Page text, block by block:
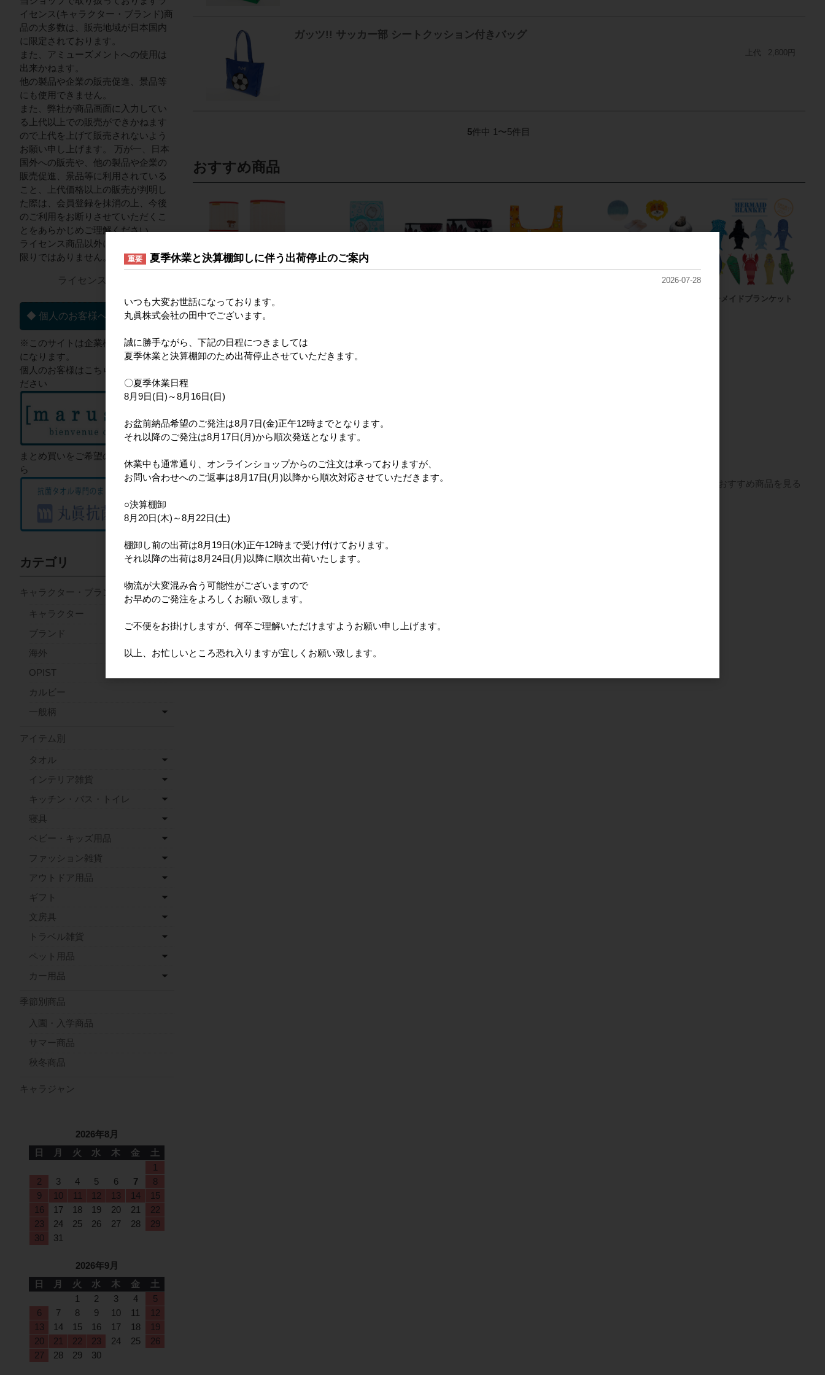
ガッツ!! サッカー部 シートクッション付きバッグ
上代 2,800円
5件中 1〜5件目
おすすめ商品
パンどろぼう マーメイドブランケット
すべてのおすすめ商品を見る
イセンス(キャラクター・ブランド)商
品の大多数は、販売地域が日本国内
に限定されております。
また、アミューズメントへの使用は
出来かねます。
他の製品や企業の販売促進、景品等
にも使用できません。
また、弊社が商品画面に入力してい
る上代以上での販売ができかねます
ので上代を上げて販売されないよう
お願い申し上げます。 万が一、日本
国外への販売や、他の製品や企業の
販売促進、景品等に利用されている
こと、上代価格以上の販売が判明し
た際は、会員登録を抹消の上、今後
のご利用をお断りさせていただくこ
とをあらかじめご理解ください。
ライセンス商品以外についてはこの
限りではありません。
ライセンス一覧▼
◆ 個人のお客様へ
※このサイトは企業様向けのサイト
になります。
個人のお客様はこちらからご確認く
ださい
まとめ買いをご希望のお客様はこち
ら
カテゴリ
キャラクター・ブランド
キャラクター
ブランド
海外
OPIST
カルビー
一般柄
アイテム別
タオル
インテリア雑貨
キッチン・バス・トイレ
寝具
ベビー・キッズ用品
ファッション雑貨
アウトドア用品
ギフト
文房具
トラベル雑貨
ペット用品
カー用品
季節別商品
入園・入学商品
サマー商品
秋冬商品
キャラジャン
2026年8月
日
月 火 水 木 金
土
1
2
3 4 5 6 7
8
9
10 11 12 13 14
15
16
17 18 19 20 21
22
23
24 25 26 27 28
29
30
31
2026年9月
日
月 火 水 木 金
土
1
2 3 4
5
6
7 8 9 10 11
12
13
14 15 16 17 18
19
20
21 22 23 24 25
26
27
28 29 30
重要 夏季休業と決算棚卸しに伴う出荷停止のご案内
2026-07-28
いつも大変お世話になっております。
丸眞株式会社の田中でございます。
誠に勝手ながら、下記の日程につきましては
夏季休業と決算棚卸のため出荷停止させていただきます。
〇夏季休業日程
8月9日(日)～8月16日(日)
お盆前納品希望のご発注は8月7日(金)正午12時までとなります。
それ以降のご発注は8月17日(月)から順次発送となります。
休業中も通常通り、オンラインショップからのご注文は承っておりますが、
お問い合わせへのご返事は8月17日(月)以降から順次対応させていただきます。
○決算棚卸
8月20日(木)～8月22日(土)
棚卸し前の出荷は8月19日(水)正午12時まで受け付けております。
それ以降の出荷は8月24日(月)以降に順次出荷いたします。
物流が大変混み合う可能性がございますので
お早めのご発注をよろしくお願い致します。
ご不便をお掛けしますが、何卒ご理解いただけますようお願い申し上げます。
以上、お忙しいところ恐れ入りますが宜しくお願い致します。